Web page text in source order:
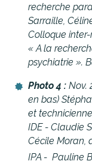
recherche
Sarraille,
Colloque
« A la
psychiatrie ».
Photo 4 : Nov.
en bas)
et
IDE - Claudie
Cécile Moran,
IPA - Pauline